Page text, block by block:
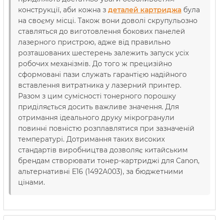
конструкції, аби кожна з деталей картриджа була
на своєму місці. Також вони доволі скрупульозно
ставляться до виготовлення бокових панелей
лазерного пристрою, адже від правильно
розташованих шестерень залежить запуск усіх
робочих механізмів. До того ж прецизійно
сформовані пази служать гарантією надійного
вставлення витратника у лазерний принтер.
Разом з цим сумісності тонерного порошку
приділяється досить важливе значення. Для
отримання ідеального друку мікрогранули
повинні повністю розплавлятися при зазначеній
температурі. Дотримання таких високих
стандартів виробництва дозволяє китайським
брендам створювати тонер-картриджі для Canon,
альтернативні E16 (1492A003), за бюджетними
цінами.